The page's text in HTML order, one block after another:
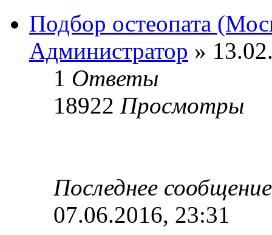
Подбор остеопата
Администратор »
1 Ответы
18922 Просмотры
Последнее
07.06.2016, 23:31